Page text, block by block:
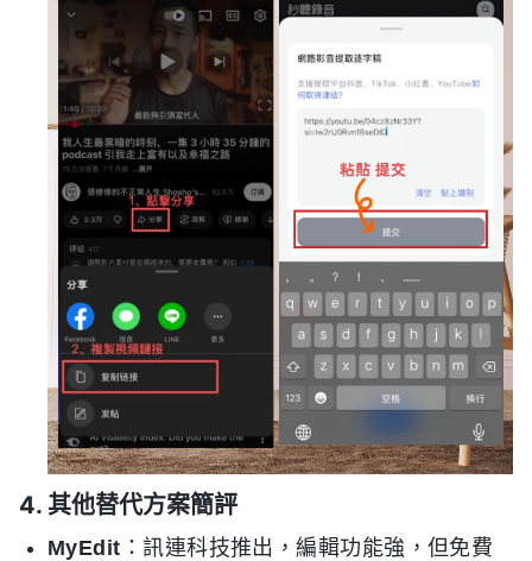
4. 其他替代方案簡評
MyEdit ：訊連科技推出，編輯功能強，但免費